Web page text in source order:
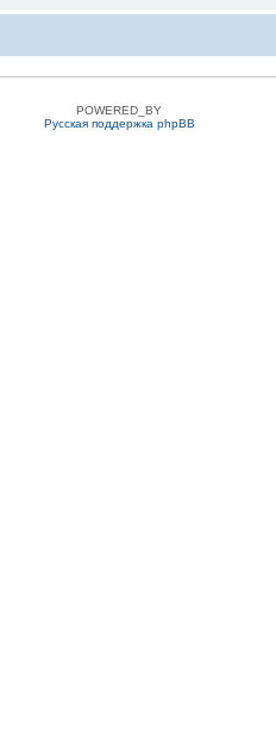
POWERED_BY
Русская поддержка phpBB